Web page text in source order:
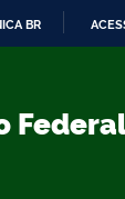
BR